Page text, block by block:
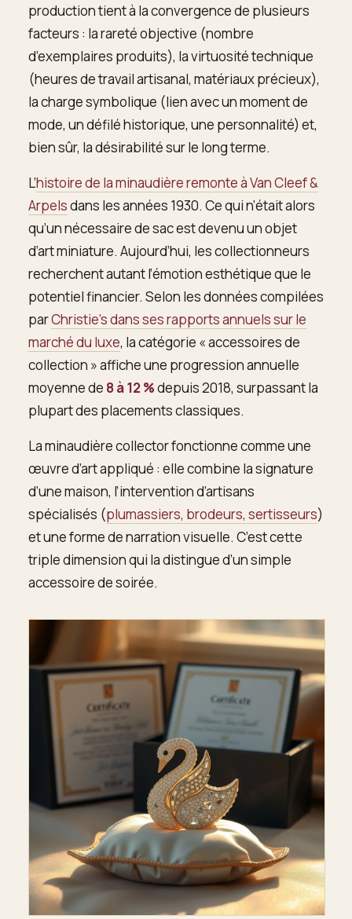
production tient à la convergence de plusieurs
facteurs : la rareté objective (nombre
d’exemplaires produits), la virtuosité technique
(heures de travail artisanal, matériaux précieux),
la charge symbolique (lien avec un moment de
mode, un défilé historique, une personnalité) et,
bien sûr, la désirabilité sur le long terme.
L’histoire de la minaudière remonte à Van Cleef &
Arpelsdans les années 1930. Ce qui n’était alors
qu’un nécessaire de sac est devenu un objet
d’art miniature. Aujourd’hui, les collectionneurs
recherchent autant l’émotion esthétique que le
potentiel financier. Selon les données compilées
parChristie’s dans ses rapports annuels sur le
marché du luxe, la catégorie « accessoires de
collection » affiche une progression annuelle
moyenne de 8 à 12 %depuis 2018, surpassant la
plupart des placements classiques.
La minaudière collector fonctionne comme une
œuvre d’art appliqué : elle combine la signature
d’une maison, l’intervention d’artisans
spécialisés (plumassiers, brodeurs, sertisseurs)
et une forme de narration visuelle. C’est cette
triple dimension qui la distingue d’un simple
accessoire de soirée.